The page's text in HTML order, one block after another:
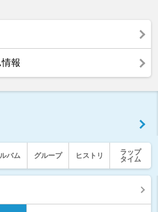
報
バム グループ ヒストリ
ラップ
タイム